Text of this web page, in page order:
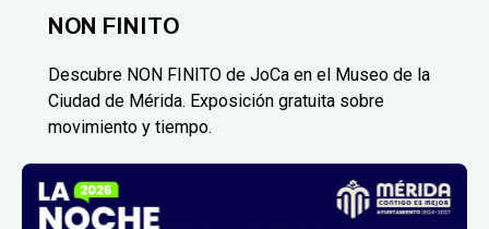
NON FINITO
Descubre NON FINITO de JoCa en el Museo de la
Ciudad de Mérida. Exposición gratuita sobre
movimiento y tiempo.